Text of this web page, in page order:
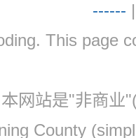
------
This page
本网站是"非商业
County